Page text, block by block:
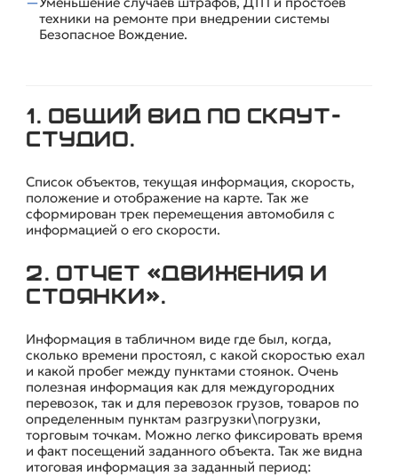
техники на ремонте при внедрении системы
Безопасное Вождение.
КАК ЭТО ВЫГЛЯДИТ? ПРИМЕРЫ ОТЧЕТОВ ДЛЯ КОНТРОЛЯ
1. Общий вид ПО СКАУТ-
Студио.
Список объектов, текущая информация, скорость,
положение и отображение на карте. Так же
сформирован трек перемещения автомобиля с
информацией о его скорости.
2. Отчет «Движения и
стоянки».
Информация в табличном виде где был, когда,
сколько времени простоял, с какой скоростью ехал
и какой пробег между пунктами стоянок. Очень
полезная информация как для междугородних
перевозок, так и для перевозок грузов, товаров по
определенным пунктам разгрузки\погрузки,
торговым точкам. Можно легко фиксировать время
и факт посещений заданного объекта. Так же видна
итоговая информация за заданный период: